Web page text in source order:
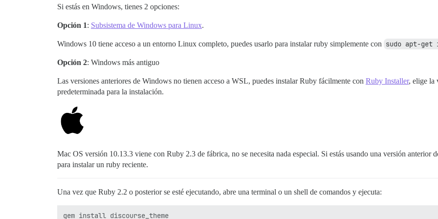
Si estás en Windows, tienes 2 opciones:
Opción 1: Subsistema de Windows para Linux.
Windows 10 tiene acceso a un entorno Linux completo, puedes usarlo para instalar ruby simplemente con sudo apt-
Opción 2: Windows más antiguo
Las versiones anteriores de Windows no tienen acceso a WSL, puedes instalar Ruby fácilmente con Ruby Installer, elige la
predeterminada para la instalación.
Mac OS versión 10.13.3 viene con Ruby 2.3 de fábrica, no se necesita nada especial. Si estás usando una versión anterior
para instalar un ruby reciente.
Una vez que Ruby 2.2 o posterior se esté ejecutando, abre una terminal o un shell de comandos y ejecuta: